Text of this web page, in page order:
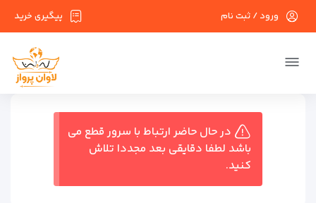
پیگیری خرید ورود / ثبت نام
در حال حاضر ارتباط با سرور قطع می
باشد لطفا دقایقی بعد مجددا تلاش
کنید.